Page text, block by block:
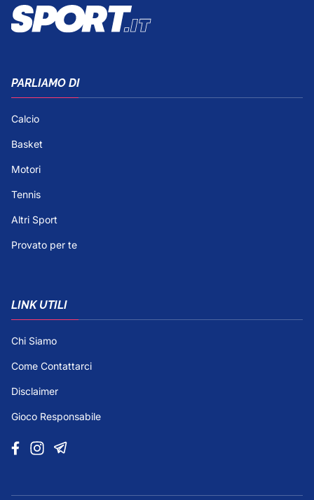
PARLIAMO DI
Calcio
Basket
Motori
Tennis
Altri Sport
Provato per te
LINK UTILI
Chi Siamo
Come Contattarci
Disclaimer
Gioco Responsabile